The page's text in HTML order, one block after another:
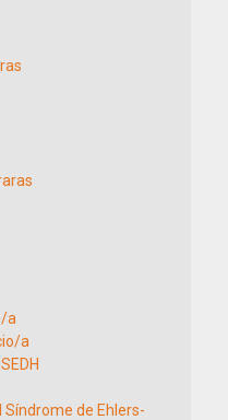
a
a
Síndrome de Ehlers-